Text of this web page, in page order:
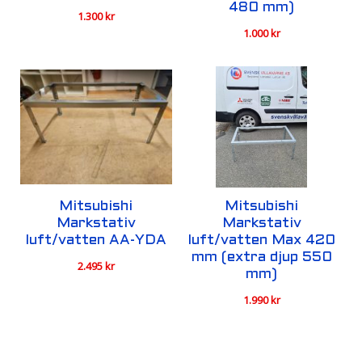
1.300kr
480 mm)
1.000kr
Mitsubishi
Markstativ
luft/vatten AA-YDA
2.495kr
Mitsubishi
Markstativ
luft/vatten Max 420
mm (extra djup 550
mm)
1.990kr